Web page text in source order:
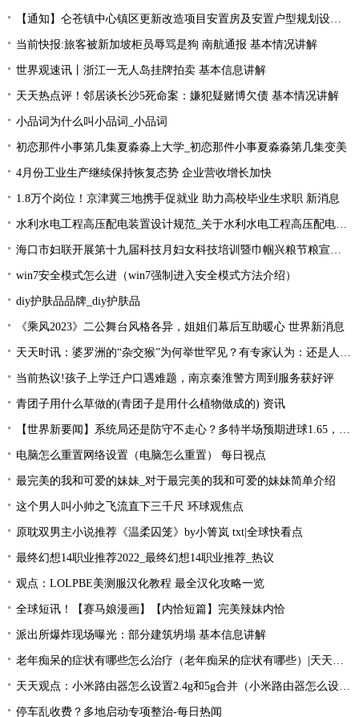
【通知】仑苍镇中心镇区更新改造项目安置房及安置户型规划设计征求意见... 天天快资讯
当前快报:旅客被新加坡柜员辱骂是狗 南航通报 基本情况讲解
世界观速讯丨浙江一无人岛挂牌拍卖 基本信息讲解
天天热点评！邻居谈长沙5死命案：嫌犯疑赌博欠债 基本情况讲解
小品词为什么叫小品词_小品词
初恋那件小事第几集夏淼淼上大学_初恋那件小事夏淼淼第几集变美
4月份工业生产继续保持恢复态势 企业营收增长加快
1.8万个岗位！京津冀三地携手促就业 助力高校毕业生求职 新消息
水利水电工程高压配电装置设计规范_关于水利水电工程高压配电装置设计规范简述-今头条
海口市妇联开展第十九届科技月妇女科技培训暨巾帼兴粮节粮宣传活动
win7安全模式怎么进（win7强制进入安全模式方法介绍）
diy护肤品品牌_diy护肤品
《乘风2023》二公舞台风格各异，姐姐们幕后互助暖心 世界新消息
天天时讯：婆罗洲的“杂交猴”为何举世罕见？有专家认为：还是人类造的孽
当前热议!孩子上学迁户口遇难题，南京秦淮警方周到服务获好评
青团子用什么草做的(青团子是用什么植物做成的) 资讯
【世界新要闻】系统局还是防守不走心？多特半场预期进球1.65，大幅领先对手
电脑怎么重置网络设置（电脑怎么重置） 每日视点
最完美的我和可爱的妹妹_对于最完美的我和可爱的妹妹简单介绍
这个男人叫小帅之飞流直下三千尺 环球观焦点
原耽双男主小说推荐《温柔囚笼》by小箐岚 txt|全球快看点
最终幻想14职业推荐2022_最终幻想14职业推荐_热议
观点：LOLPBE美测服汉化教程 最全汉化攻略一览
全球短讯！【赛马娘漫画】【内恰短篇】完美辣妹内恰
派出所爆炸现场曝光：部分建筑坍塌 基本信息讲解
老年痴呆的症状有哪些怎么治疗（老年痴呆的症状有哪些）|天天要闻
天天观点：小米路由器怎么设置2.4g和5g合并（小米路由器怎么设置）
停车乱收费？多地启动专项整治-每日热闻